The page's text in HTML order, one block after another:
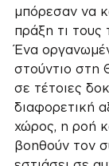
μπόρεσαν να
πράξη τι τους
Ένα
στούντιο στη
σε τέτοιες
διαφορετική
χώρος, η ροή
βοηθούν τον